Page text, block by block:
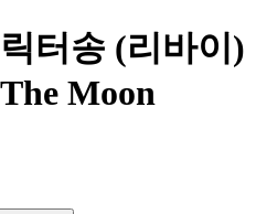
터송 (리바이)
Moon